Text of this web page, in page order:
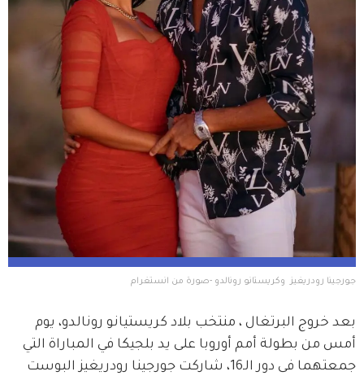
جورجينا رودريغيز  وكريستانو رونالدو -صورة من انستغرام
بعد خروج البرتغال ، منتخب بلاد كريستيانو رونالدو، يوم
أمس من بطولة أمم أوروبا على يد بلجيكا في المباراة التي
جمعتهما فى دور الـ16، شاركت جورجينا رودريغيز البوست